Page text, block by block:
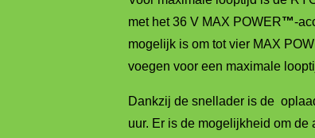
met het 36 V MAX POWER™-
mogelijk is om tot vier MAX
voegen voor een maximale
Dankzij de snellader is de
uur. Er is de mogelijkheid om de